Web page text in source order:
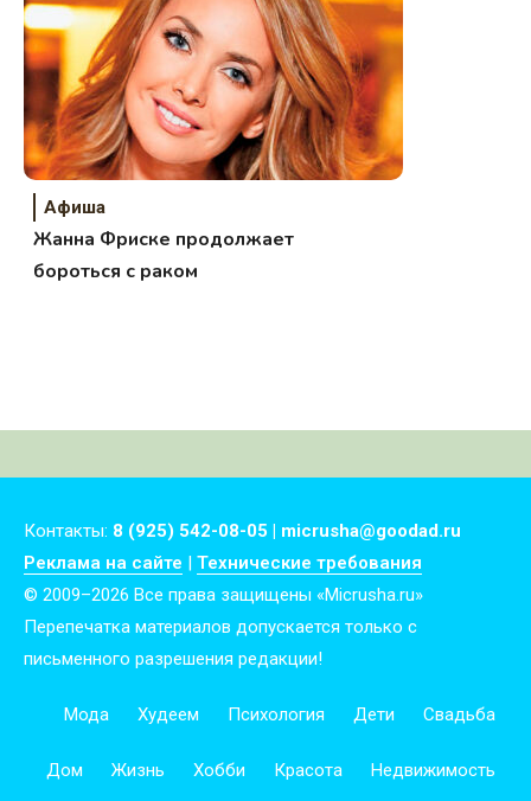
Афиша
Жанна Фриске продолжает
бороться с раком
Контакты: 8 (925) 542-08-05 | micrusha@goodad.ru
Реклама на сайте | Технические требования
© 2009–2026 Все права защищены «Micrusha.ru»
Перепечатка материалов допускается только с
письменного разрешения редакции!
Мода Худеем Психология Дети Свадьба
Дом Жизнь Хобби Красота Недвижимость